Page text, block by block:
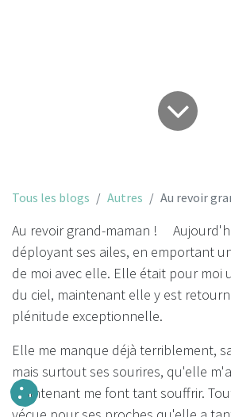
Tous les blogs Autres Au revoir
Au revoir grand-maman !
déployant ses ailes, en emportant
de moi avec elle. Elle était pour moi
du ciel, maintenant elle y est
plénitude exceptionnelle.
Elle me manque déjà terriblement,
mais surtout ses sourires, qu'elle
maintenant me font tant souffrir.